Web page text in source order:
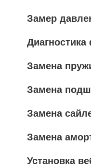
Замер
Замена
Замена
Замена
Замена
Установка